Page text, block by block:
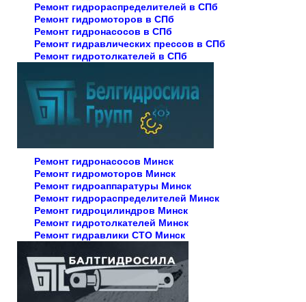
Ремонт гидрораспределителей в СПб
Ремонт гидромоторов в СПб
Ремонт гидронасосов в СПб
Ремонт гидравлических прессов в СПб
Ремонт гидротолкателей в СПб
Ремонт гидронасосов Минск
Ремонт гидромоторов Минск
Ремонт гидроаппаратуры Минск
Ремонт гидрораспределителей Минск
Ремонт гидроцилиндров Минск
Ремонт гидротолкателей Минск
Ремонт гидравлики СТО Минск